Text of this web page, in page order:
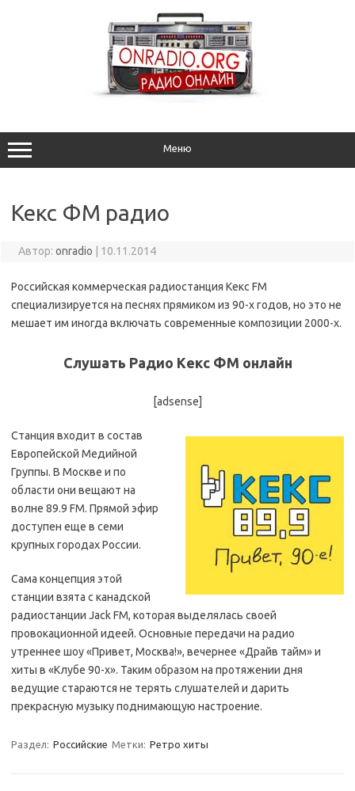
Меню
Кекс ФМ радио
Автор: onradio 10.11.2014
Российская коммерческая радиостанция Кекс FM
специализируется на песнях прямиком из 90-х годов, но это не
мешает им иногда включать современные композиции 2000-х.
Слушать Радио Кекс ФМ онлайн
[adsense]
Станция входит в состав
Европейской Медийной
Группы. В Москве и по
области они вещают на
волне 89.9 FM. Прямой эфир
доступен еще в семи
крупных городах России.
Сама концепция этой
станции взята с канадской
радиостанции Jack FM, которая выделялась своей
провокационной идеей. Основные передачи на радио
утреннее шоу «Привет, Москва!», вечернее «Драйв тайм» и
хиты в «Клубе 90-х». Таким образом на протяжении дня
ведущие стараются не терять слушателей и дарить
прекрасную музыку поднимающую настроение.
Раздел: Российские Метки: Ретро хиты